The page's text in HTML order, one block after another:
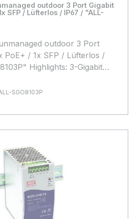
outdoor 3 Port Gigabit
SFP / Lüfterlos / IP67 / "ALL-
outdoor 3 Port
PoE+ / 1x SFP / Lüfterlos /
3-Gigabit
AT Unterstützung bis zu
Max. PoE Budget =
von -40° ~ +75° IP67
4-Port-PoE-Switch, der in
IP67-Metallgehäuse
Dieser Switch bietet 3 Gigabit
IEEE802.3af/at und liefert
SGO8103P